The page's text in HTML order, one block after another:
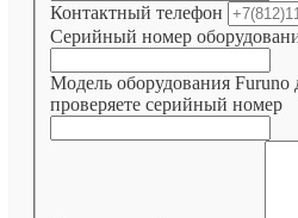
Контактный телефон
Серийный номер
Модель оборудования Furuno
проверяете серийный номер